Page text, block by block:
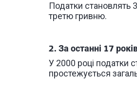
Податки становлять
третю гривню.
2. За останні 17
У 2000 році податки
простежується